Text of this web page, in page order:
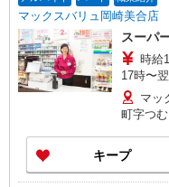
マックスバリュ岡崎美合店
スーパ
時給
17時〜
約期間
用期間
マッ
町字つ
あり
キープ